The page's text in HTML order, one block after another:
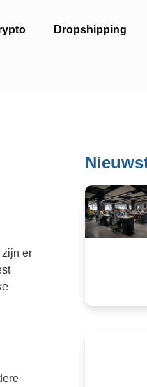
Dropshipping
zijn er